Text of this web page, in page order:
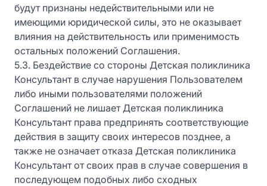
будут признаны недействительными или не
имеющими юридической силы, это не оказывает
влияния на действительность или применимость
остальных положений Соглашения.
5.3. Бездействие со стороны Детская поликлиника
Консультант в случае нарушения Пользователем
либо иными пользователями положений
Соглашений не лишает Детская поликлиника
Консультант права предпринять соответствующие
действия в защиту своих интересов позднее, а
также не означает отказа Детская поликлиника
Консультант от своих прав в случае совершения в
последующем подобных либо сходных